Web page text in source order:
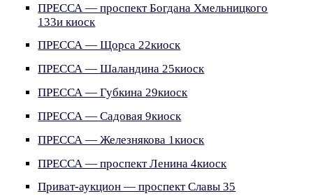
ПРЕССА — проспект Богдана Хмельницкого
133и киоск
ПРЕССА — Щорса 22киоск
ПРЕССА — Шаландина 25киоск
ПРЕССА — Губкина 29киоск
ПРЕССА — Садовая 9киоск
ПРЕССА — Железнякова 1киоск
ПРЕССА — проспект Ленина 4киоск
Приват-аукцион — проспект Славы 35